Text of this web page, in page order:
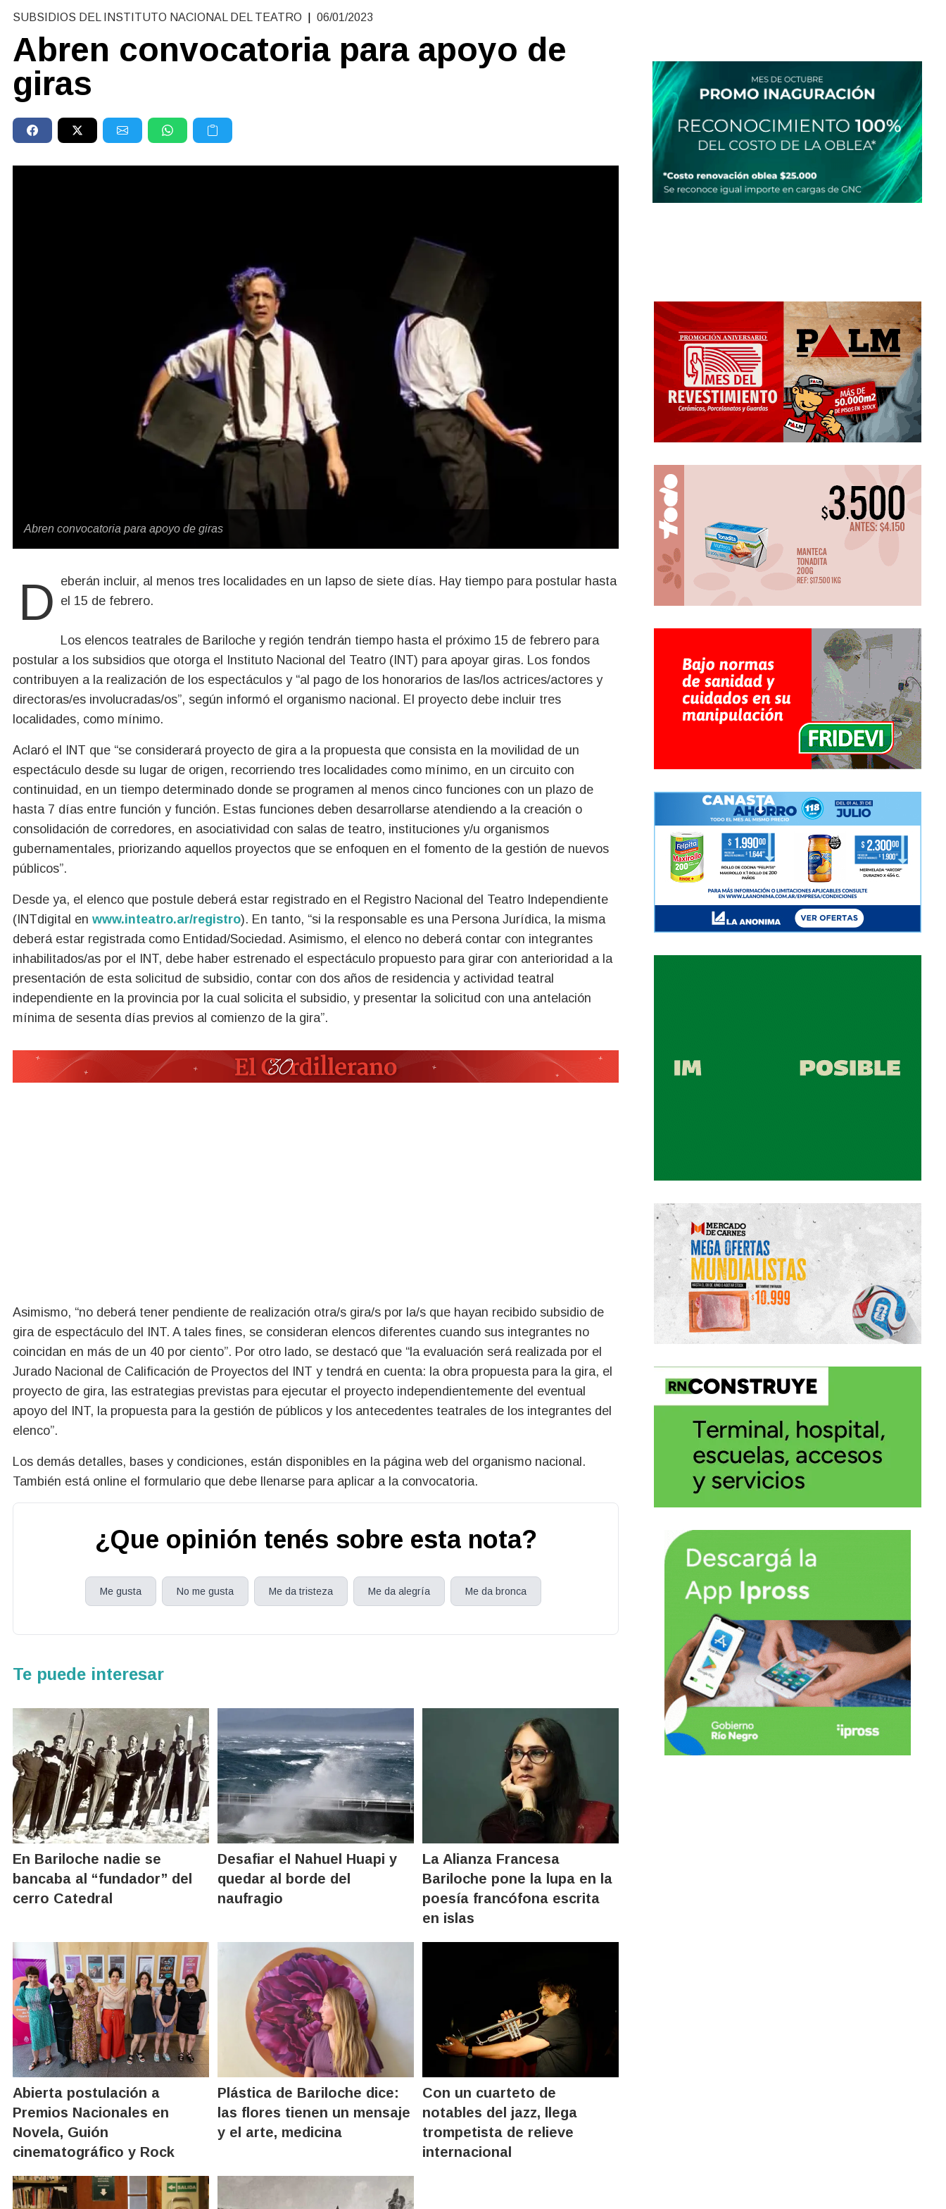
SUBSIDIOS DEL INSTITUTO NACIONAL DEL TEATRO 06/01/2023
Abren convocatoria para apoyo de
giras
Abren convocatoria para apoyo de giras
Deberán incluir, al menos tres localidades en un lapso de siete días. Hay tiempo para postular hasta el 15 de febrero.
Los elencos teatrales de Bariloche y región tendrán tiempo hasta el próximo 15 de febrero para
postular a los subsidios que otorga el Instituto Nacional del Teatro (INT) para apoyar giras. Los fondos
contribuyen a la realización de los espectáculos y “al pago de los honorarios de las/los actrices/actores y
directoras/es involucradas/os”, según informó el organismo nacional. El proyecto debe incluir tres
localidades, como mínimo.
Aclaró el INT que “se considerará proyecto de gira a la propuesta que consista en la movilidad de un
espectáculo desde su lugar de origen, recorriendo tres localidades como mínimo, en un circuito con
continuidad, en un tiempo determinado donde se programen al menos cinco funciones con un plazo de
hasta 7 días entre función y función. Estas funciones deben desarrollarse atendiendo a la creación o
consolidación de corredores, en asociatividad con salas de teatro, instituciones y/u organismos
gubernamentales, priorizando aquellos proyectos que se enfoquen en el fomento de la gestión de nuevos
públicos”.
Desde ya, el elenco que postule deberá estar registrado en el Registro Nacional del Teatro Independiente
(INTdigital en www.inteatro.ar/registro). En tanto, “si la responsable es una Persona Jurídica, la misma
deberá estar registrada como Entidad/Sociedad. Asimismo, el elenco no deberá contar con integrantes
inhabilitados/as por el INT, debe haber estrenado el espectáculo propuesto para girar con anterioridad a la
presentación de esta solicitud de subsidio, contar con dos años de residencia y actividad teatral
independiente en la provincia por la cual solicita el subsidio, y presentar la solicitud con una antelación
mínima de sesenta días previos al comienzo de la gira”.
Asimismo, “no deberá tener pendiente de realización otra/s gira/s por la/s que hayan recibido subsidio de
gira de espectáculo del INT. A tales fines, se consideran elencos diferentes cuando sus integrantes no
coincidan en más de un 40 por ciento”. Por otro lado, se destacó que “la evaluación será realizada por el
Jurado Nacional de Calificación de Proyectos del INT y tendrá en cuenta: la obra propuesta para la gira, el
proyecto de gira, las estrategias previstas para ejecutar el proyecto independientemente del eventual
apoyo del INT, la propuesta para la gestión de públicos y los antecedentes teatrales de los integrantes del
elenco”.
Los demás detalles, bases y condiciones, están disponibles en la página web del organismo nacional.
También está online el formulario que debe llenarse para aplicar a la convocatoria.
¿Que opinión tenés sobre esta nota?
Me gusta No me gusta Me da tristeza Me da alegría Me da bronca
Te puede interesar
En Bariloche nadie se
bancaba al “fundador” del
cerro Catedral
Desafiar el Nahuel Huapi y
quedar al borde del
naufragio
La Alianza Francesa
Bariloche pone la lupa en la
poesía francófona escrita
en islas
Abierta postulación a
Premios Nacionales en
Novela, Guión
cinematográfico y Rock
Plástica de Bariloche dice:
las flores tienen un mensaje
y el arte, medicina
Con un cuarteto de
notables del jazz, llega
trompetista de relieve
internacional